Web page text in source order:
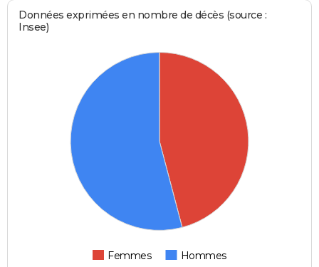
Données exprimées en nombre de décès (source :
Insee)
Femmes Hommes